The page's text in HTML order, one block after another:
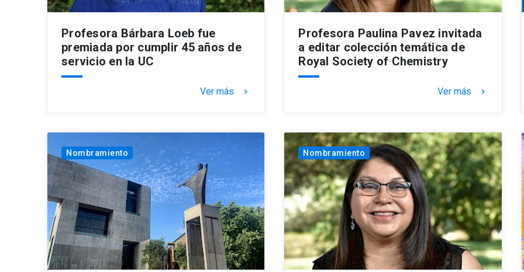
Profesora Bárbara Loeb fue
premiada por cumplir 45 años de
servicio en la UC
Ver más keyboard_arrow_right
Profesora Paulina Pavez invitada
a editar colección temática de
Royal Society of Chemistry
Ver más keyboard_arrow_right
Nombramiento Nombramiento